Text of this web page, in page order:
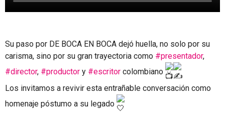
Su paso por DE BOCA EN BOCA dejó huella, no solo por su
carisma, sino por su gran trayectoria como #presentador,
#director, #productor y #escritor colombiano
Los invitamos a revivir esta entrañable conversación como
homenaje póstumo a su legado